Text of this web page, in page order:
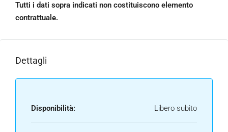
Tutti i dati sopra indicati non costituiscono elemento
contrattuale.
Dettagli
Disponibilità: Libero subito